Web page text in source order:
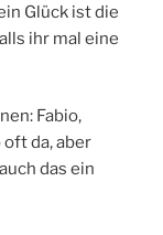
Glück ist die
ihr mal eine
Fabio,
oft da, aber
das ein